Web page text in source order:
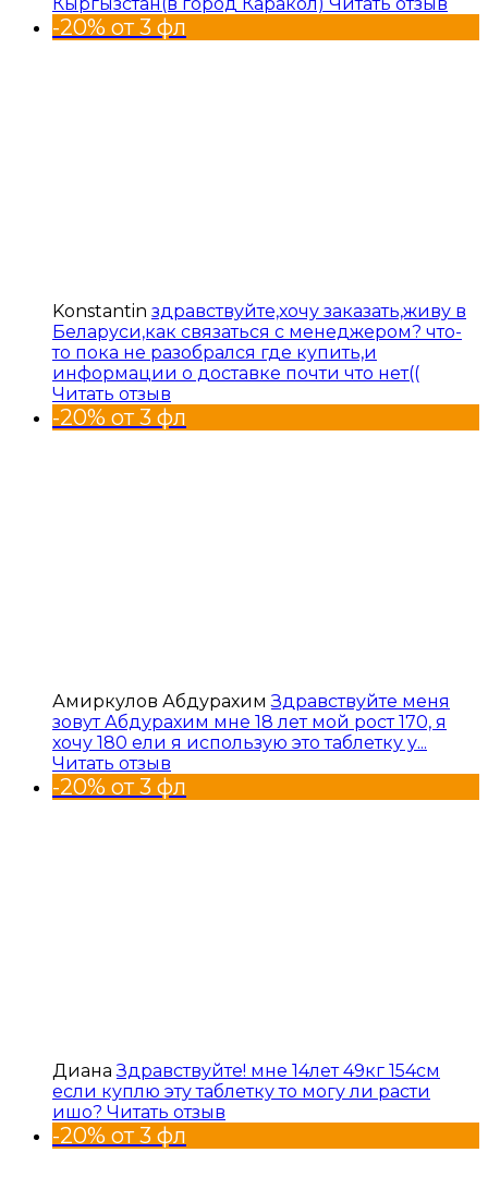
-20% от 3 фл
Konstantin здравствуйте,хочу заказать,живу в
Беларуси,как связаться с менеджером? что-
то пока не разобрался где купить,и
информации о доставке почти что нет((
Читать отзыв
-20% от 3 фл
Амиркулов Абдурахим Здравствуйте меня
зовут Абдурахим мне 18 лет мой рост 170, я
хочу 180 ели я использую это таблетку у...
Читать отзыв
-20% от 3 фл
Диана Здравствуйте! мне 14лет 49кг 154см
если куплю эту таблетку то могу ли расти
ишо? Читать отзыв
-20% от 3 фл